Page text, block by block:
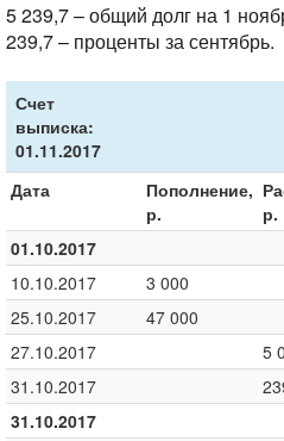
5 239,7 – общий долг на 1
239,7 – проценты за сентябрь.
Счет
выписка:
01.11.2017
Дата
Пополнение,
р.
р.
01.10.2017
10.10.2017
3 000
25.10.2017
47 000
27.10.2017
5
31.10.2017
31.10.2017